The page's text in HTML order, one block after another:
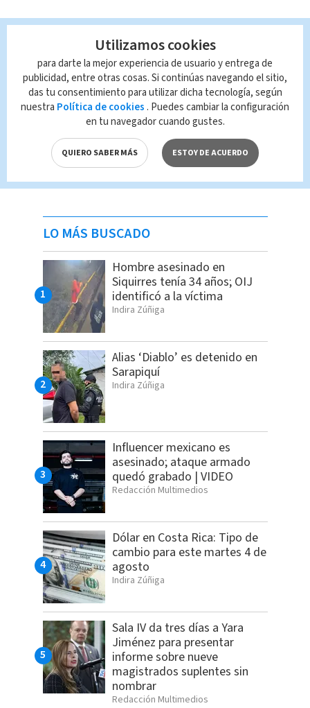
LO MÁS BUSCADO
Hombre asesinado en
Siquirres tenía 34 años; OIJ
identificó a la víctima
Indira Zúñiga
Alias ‘Diablo’ es detenido en
Sarapiquí
Indira Zúñiga
Influencer mexicano es
asesinado; ataque armado
quedó grabado | VIDEO
Redacción Multimedios
Dólar en Costa Rica: Tipo de
cambio para este martes 4 de
agosto
Indira Zúñiga
Sala IV da tres días a Yara
Jiménez para presentar
informe sobre nueve
magistrados suplentes sin
nombrar
Redacción Multimedios
Utilizamos cookies
para darte la mejor experiencia de usuario y entrega de
publicidad, entre otras cosas. Si continúas navegando el sitio,
das tu consentimiento para utilizar dicha tecnología, según
nuestra Política de cookies . Puedes cambiar la configuración
en tu navegador cuando gustes.
QUIERO SABER MÁS ESTOY DE ACUERDO